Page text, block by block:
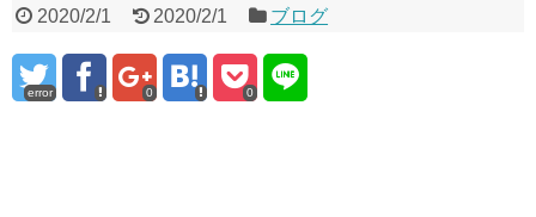
2020/2/1 2020/2/1 ブログ
error 0 0